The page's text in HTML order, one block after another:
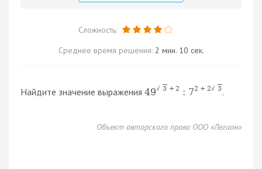
Сложность:
Среднее время решения: 2 мин. 10 сек.
Найдите значение выражения 49√ 3 + 2 : 72 + 2√ 3.
Объект авторского права ООО «Легион»